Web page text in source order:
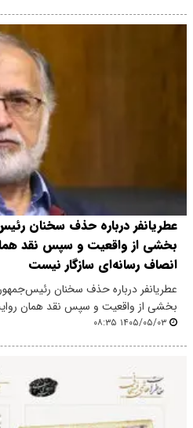
عطریانفر درباره حذف سخنان
بخشی از واقعیت و سپس نقد
انصاف رسانه‌ای سازگار نیست
عطریانفر درباره حذف سخنان
بخشی از واقعیت و سپس نقد همان
۱۴۰۵/۰۵/۰۳ ۰۸:۳۵